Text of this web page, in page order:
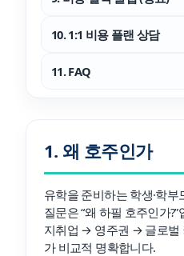
10. 1:1 비용 플랜 상담
11. FAQ
1. 왜 호주인가
유학을 준비하는 학생·학
질문은 “왜 하필 호주인가
지취업 → 영주권 → 글로벌
가 비교적 명확합니다.